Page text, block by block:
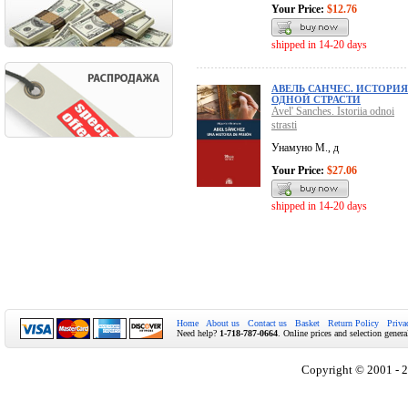
Your Price: $12.76
shipped in 14-20 days
АВЕЛЬ САНЧЕС. ИСТОРИЯ
ОДНОЙ СТРАСТИ
Avel' Sanches. Istoriia odnoi
strasti
Унамуно М., д
Your Price: $27.06
shipped in 14-20 days
Home About us Contact us Basket Return Policy
Need help? 1-718-787-0664 . Online prices and selection
Copyright © 2001 -